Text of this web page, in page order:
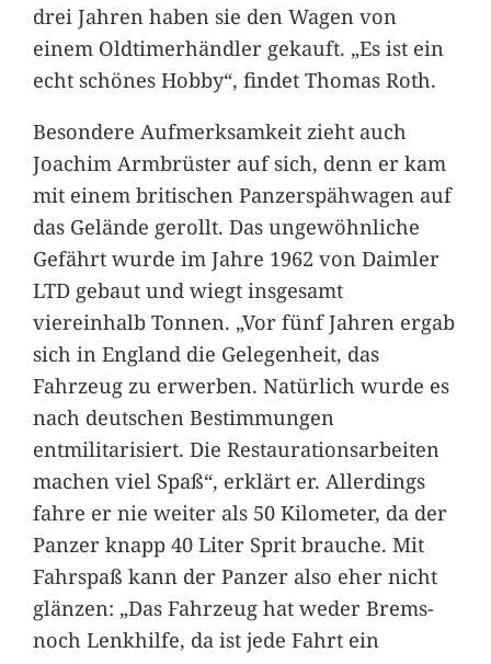
drei Jahren haben sie den Wagen von
einem Oldtimerhändler gekauft. „Es ist ein
echt schönes Hobby“, findet Thomas Roth.
Besondere Aufmerksamkeit zieht auch
Joachim Armbrüster auf sich, denn er kam
mit einem britischen Panzerspähwagen auf
das Gelände gerollt. Das ungewöhnliche
Gefährt wurde im Jahre 1962 von Daimler
LTD gebaut und wiegt insgesamt
viereinhalb Tonnen. „Vor fünf Jahren ergab
sich in England die Gelegenheit, das
Fahrzeug zu erwerben. Natürlich wurde es
nach deutschen Bestimmungen
entmilitarisiert. Die Restaurationsarbeiten
machen viel Spaß“, erklärt er. Allerdings
fahre er nie weiter als 50 Kilometer, da der
Panzer knapp 40 Liter Sprit brauche. Mit
Fahrspaß kann der Panzer also eher nicht
glänzen: „Das Fahrzeug hat weder Brems-
noch Lenkhilfe, da ist jede Fahrt ein